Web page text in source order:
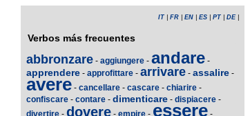
IT FR EN ES PT DE|
Verbos más frecuentes
abbronzare - aggiungere - andare -
apprendere - approfittare - arrivare - assalire -
avere - cancellare - cascare - chiarire -
confiscare - contare - dimenticare - dispiacere -
divertire - dovere - empire - essere -